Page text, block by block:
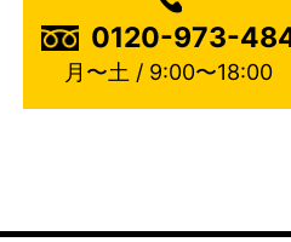
0120-973-
月〜土 / 9:00〜18:00